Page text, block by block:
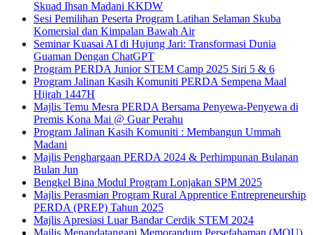
Skuad Ihsan Madani KKDW
Sesi Pemilihan Peserta Program Latihan Selaman Skuba
Komersial dan Kimpalan Bawah Air
Seminar Kuasai AI di Hujung Jari: Transformasi Dunia
Guaman Dengan ChatGPT
Program PERDA Junior STEM Camp 2025 Siri 5 & 6
Program Jalinan Kasih Komuniti PERDA Sempena Maal
Hijrah 1447H
Majlis Temu Mesra PERDA Bersama Penyewa-Penyewa di
Premis Kona Mai @ Guar Perahu
Program Jalinan Kasih Komuniti : Membangun Ummah
Madani
Majlis Penghargaan PERDA 2024 & Perhimpunan Bulanan
Bulan Jun
Bengkel Bina Modul Program Lonjakan SPM 2025
Majlis Perasmian Program Rural Apprentice Entrepreneurship
PERDA (PREP) Tahun 2025
Majlis Apresiasi Luar Bandar Cerdik STEM 2024
Majlis Menandatangani Memorandum Persefahaman (MOU)